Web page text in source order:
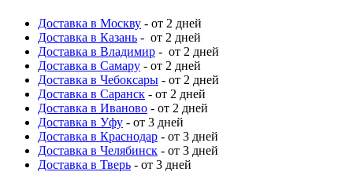
Доставка в Москву - от 2 дней
Доставка в Казань - от 2 дней
Доставка в Владимир - от 2 дней
Доставка в Самару - от 2 дней
Доставка в Чебоксары - от 2 дней
Доставка в Саранск - от 2 дней
Доставка в Иваново - от 2 дней
Доставка в Уфу - от 3 дней
Доставка в Краснодар - от 3 дней
Доставка в Челябинск - от 3 дней
Доставка в Тверь - от 3 дней